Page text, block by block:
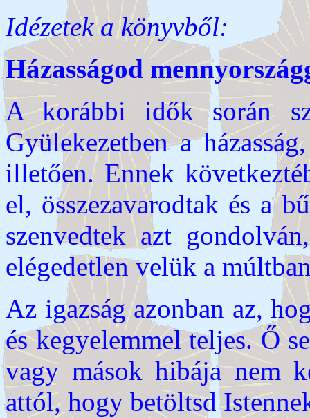
Idézetek a könyvből:
Házasságod
A korábbi idők során
Gyülekezetben a
illetően. Ennek
el, összezavarodtak és a
szenvedtek azt
elégedetlen velük a
Az igazság azonban az,
és kegyelemmel teljes. Ő
vagy mások hibája nem
attól, hogy betöltsd